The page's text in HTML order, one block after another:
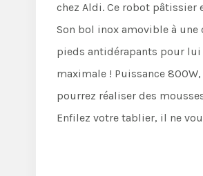
chez Aldi. Ce robot pâtissier
Son bol inox amovible à une
pieds antidérapants pour lui
maximale ! Puissance
pourrez réaliser des
Enfilez votre tablier, il ne